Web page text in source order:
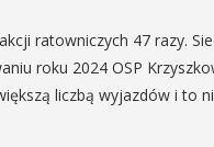
ratowniczych 47 razy.
roku 2024 OSP
liczbą wyjazdów i to